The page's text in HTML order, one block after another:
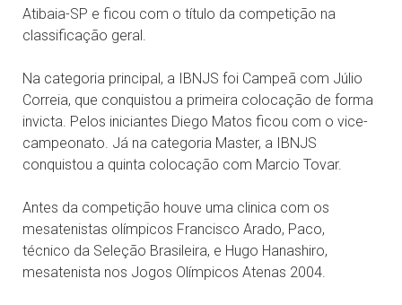
Atibaia-SP e ficou com o título da competição na
classificação geral.
Na categoria principal, a IBNJS foi Campeã com Júlio
Correia, que conquistou a primeira colocação de forma
invicta. Pelos iniciantes Diego Matos ficou com o vice-
campeonato. Já na categoria Master, a IBNJS
conquistou a quinta colocação com Marcio Tovar.
Antes da competição houve uma clinica com os
mesatenistas olímpicos Francisco Arado, Paco,
técnico da Seleção Brasileira, e Hugo Hanashiro,
mesatenista nos Jogos Olímpicos Atenas 2004.